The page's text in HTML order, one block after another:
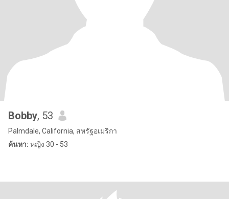
Bobby, 53
Palmdale, California, สหรัฐอเมริกา
ค้นหา: หญิง 30 - 53